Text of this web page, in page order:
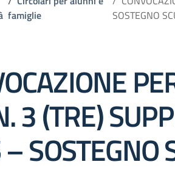
famiglie
SOSTEGNO
3 (TRE)
SOSTEGNO